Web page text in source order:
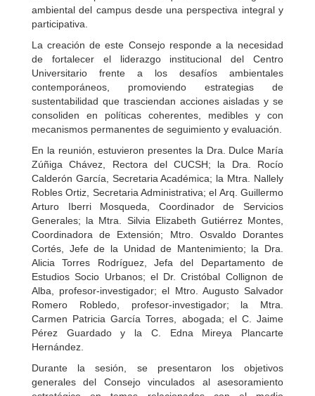
ambiental del campus desde una perspectiva integral y
participativa.
La creación de este Consejo responde a la necesidad
de fortalecer el liderazgo institucional del Centro
Universitario frente a los desafíos ambientales
contemporáneos, promoviendo estrategias de
sustentabilidad que trasciendan acciones aisladas y se
consoliden en políticas coherentes, medibles y con
mecanismos permanentes de seguimiento y evaluación.
En la reunión, estuvieron presentes la Dra. Dulce María
Zúñiga Chávez, Rectora del CUCSH; la Dra. Rocío
Calderón García, Secretaria Académica; la Mtra. Nallely
Robles Ortiz, Secretaria Administrativa; el Arq. Guillermo
Arturo Iberri Mosqueda, Coordinador de Servicios
Generales; la Mtra. Silvia Elizabeth Gutiérrez Montes,
Coordinadora de Extensión; Mtro. Osvaldo Dorantes
Cortés, Jefe de la Unidad de Mantenimiento; la Dra.
Alicia Torres Rodríguez, Jefa del Departamento de
Estudios Socio Urbanos; el Dr. Cristóbal Collignon de
Alba, profesor-investigador; el Mtro. Augusto Salvador
Romero Robledo, profesor-investigador; la Mtra.
Carmen Patricia García Torres, abogada; el C. Jaime
Pérez Guardado y la C. Edna Mireya Plancarte
Hernández.
Durante la sesión, se presentaron los objetivos
generales del Consejo vinculados al asesoramiento